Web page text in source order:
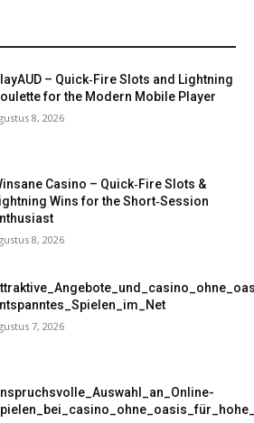
– Quick‑Fire Slots and Lightning
for the Modern Mobile Player
8, 2026
Casino – Quick‑Fire Slots &
Wins for the Short‑Session
8, 2026
7, 2026